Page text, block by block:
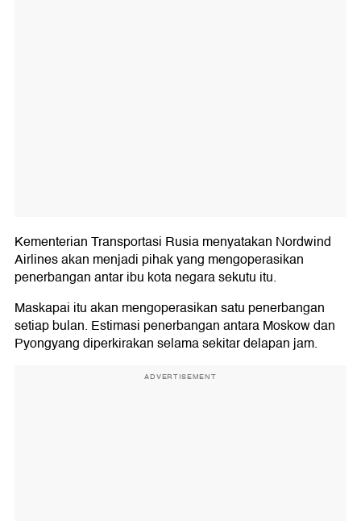
Kementerian Transportasi Rusia menyatakan Nordwind
Airlines akan menjadi pihak yang mengoperasikan
penerbangan antar ibu kota negara sekutu itu.
Maskapai itu akan mengoperasikan satu penerbangan
setiap bulan. Estimasi penerbangan antara Moskow dan
Pyongyang diperkirakan selama sekitar delapan jam.
ADVERTISEMENT